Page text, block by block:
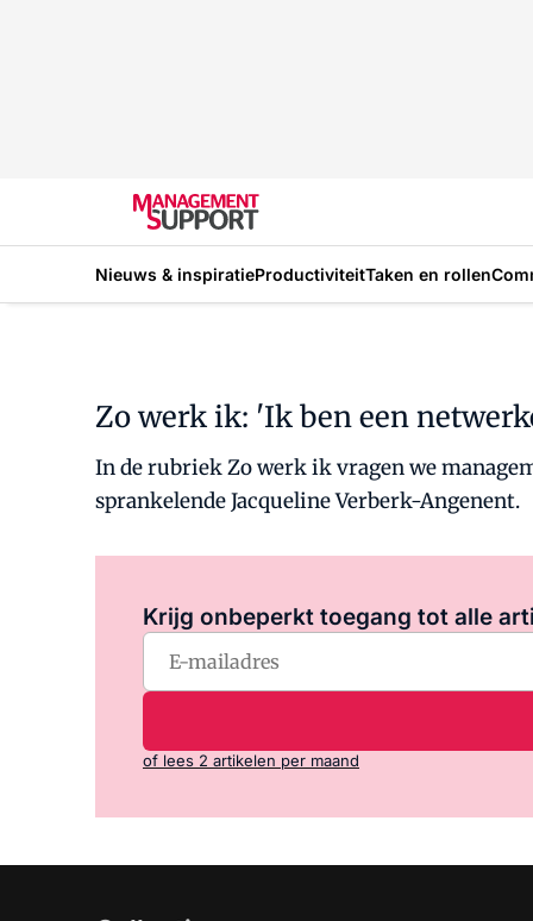
Nieuws & inspiratieProductiviteitTaken en rollen
Zo werk ik: 'Ik ben een
In de rubriek Zo werk ik vragen we
sprankelende Jacqueline Verberk-Angenent.
Krijg onbeperkt toegang tot alle
of lees 2 artikelen per maand